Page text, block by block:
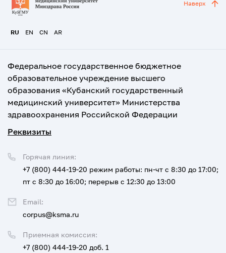
RU EN CN AR
Наверх
Федеральное государственное бюджетное
образовательное учреждение высшего
образования «Кубанский государственный
медицинский университет» Министерства
здравоохранения Российской Федерации
Реквизиты
Приемная комиссия:
+7 (800) 444-19-20 доб. 1
Горячая линия:
+7 (800) 444-19-20 режим работы: пн-чт с 8:30 до 17:00;
пт с 8:30 до 16:00; перерыв с 12:30 до 13:00
Email:
corpus@ksma.ru